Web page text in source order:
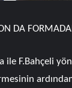
DA
ile F.Bahçeli